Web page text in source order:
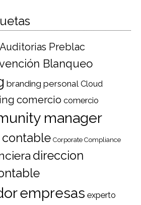
Auditorias Preblac
Blanqueo
branding personal Cloud
comercio comercio
manager
contable Corporate Compliance
direccion
empresas experto